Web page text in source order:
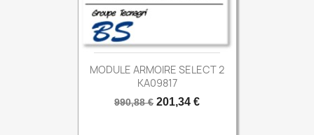
MODULE ARMOIRE SELECT 2
KA09817
Prix
990,88 € Prix
201,34 €